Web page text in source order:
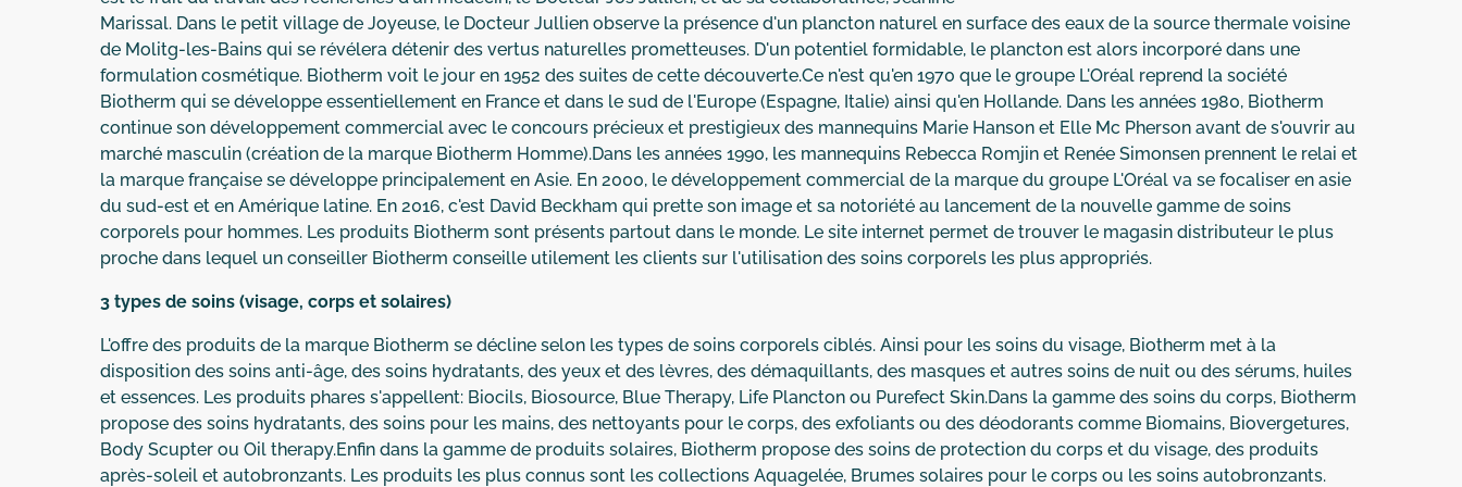
Marissal. Dans le petit village de Joyeuse, le Docteur Jullien observe la présence d'un plancton naturel en surface des eaux de la source thermale voisine
de Molitg-les-Bains qui se révélera détenir des vertus naturelles prometteuses. D'un potentiel formidable, le plancton est alors incorporé dans une
formulation cosmétique. Biotherm voit le jour en 1952 des suites de cette découverte.Ce n'est qu'en 1970 que le groupe L'Oréal reprend la société
Biotherm qui se développe essentiellement en France et dans le sud de l'Europe (Espagne, Italie) ainsi qu'en Hollande. Dans les années 1980, Biotherm
continue son développement commercial avec le concours précieux et prestigieux des mannequins Marie Hanson et Elle Mc Pherson avant de s'ouvrir au
marché masculin (création de la marque Biotherm Homme).Dans les années 1990, les mannequins Rebecca Romjin et Renée Simonsen prennent le relai et
la marque française se développe principalement en Asie. En 2000, le développement commercial de la marque du groupe L'Oréal va se focaliser en asie
du sud-est et en Amérique latine. En 2016, c'est David Beckham qui prette son image et sa notoriété au lancement de la nouvelle gamme de soins
corporels pour hommes. Les produits Biotherm sont présents partout dans le monde. Le site internet permet de trouver le magasin distributeur le plus
proche dans lequel un conseiller Biotherm conseille utilement les clients sur l'utilisation des soins corporels les plus appropriés.
3 types de soins (visage, corps et solaires)
L'offre des produits de la marque Biotherm se décline selon les types de soins corporels ciblés. Ainsi pour les soins du visage, Biotherm met à la
disposition des soins anti-âge, des soins hydratants, des yeux et des lèvres, des démaquillants, des masques et autres soins de nuit ou des sérums, huiles
et essences. Les produits phares s'appellent: Biocils, Biosource, Blue Therapy, Life Plancton ou Purefect Skin.Dans la gamme des soins du corps, Biotherm
propose des soins hydratants, des soins pour les mains, des nettoyants pour le corps, des exfoliants ou des déodorants comme Biomains, Biovergetures,
Body Scupter ou Oil therapy.Enfin dans la gamme de produits solaires, Biotherm propose des soins de protection du corps et du visage, des produits
après-soleil et autobronzants. Les produits les plus connus sont les collections Aquagelée, Brumes solaires pour le corps ou les soins autobronzants.